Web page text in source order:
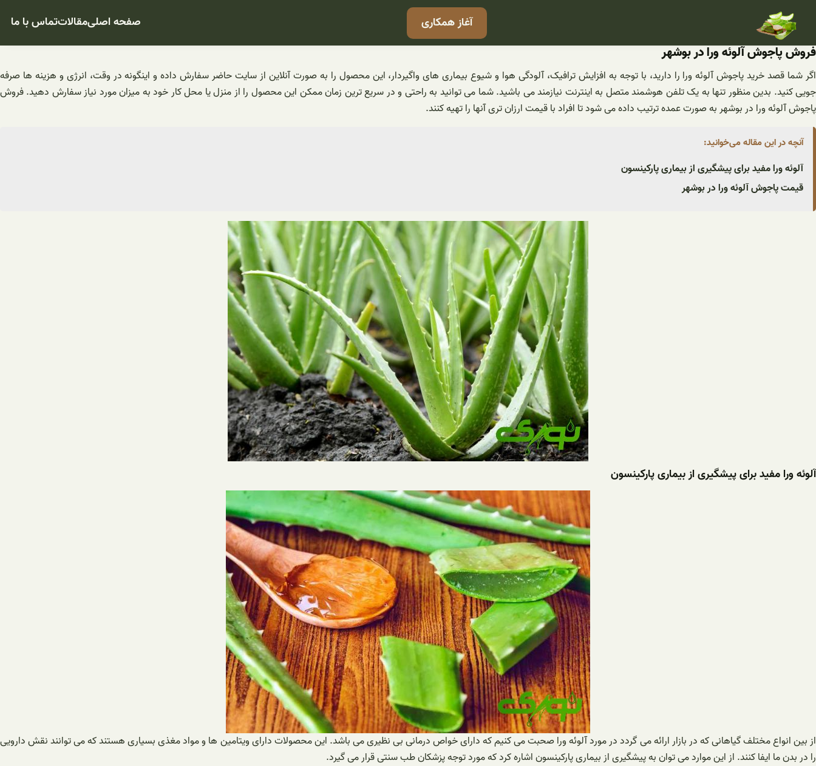
آغاز همکاری صفحه اصلیمقالاتتماس با ما
فروش پاجوش آلوئه ورا در بوشهر
اگر شما قصد خرید پاجوش آلوئه ورا را دارید، با توجه به افزایش ترافیک، آلودگی هوا و شیوع بیماری های واگیردار، این محصول را به صورت آنلاین از سایت حاضر سفارش داده و اینگونه در وقت، انرژی و هزینه ها صرفه
جویی کنید. بدین منظور تنها به یک تلفن هوشمند متصل به اینترنت نیازمند می باشید. شما می توانید به راحتی و در سریع ترین زمان ممکن این محصول را از منزل یا محل کار خود به میزان مورد نیاز سفارش دهید. فروش
پاجوش آلوئه ورا در بوشهر به صورت عمده ترتیب داده می شود تا افراد با قیمت ارزان تری آنها را تهیه کنند.
آنچه در این مقاله می‌خوانید:
آلوئه ورا مفید برای پیشگیری از بیماری پارکینسون
قیمت پاجوش آلوئه ورا در بوشهر
آلوئه ورا مفید برای پیشگیری از بیماری پارکینسون
از بین انواع مختلف گیاهانی که در بازار ارائه می گردد در مورد آلوئه ورا صحبت می کنیم که دارای خواص درمانی بی نظیری می باشد. این محصولات دارای ویتامین ها و مواد مغذی بسیاری هستند که می توانند نقش دارویی
را در بدن ما ایفا کنند. از این موارد می توان به پیشگیری از بیماری پارکینسون اشاره کرد که مورد توجه پزشکان طب سنتی قرار می گیرد.